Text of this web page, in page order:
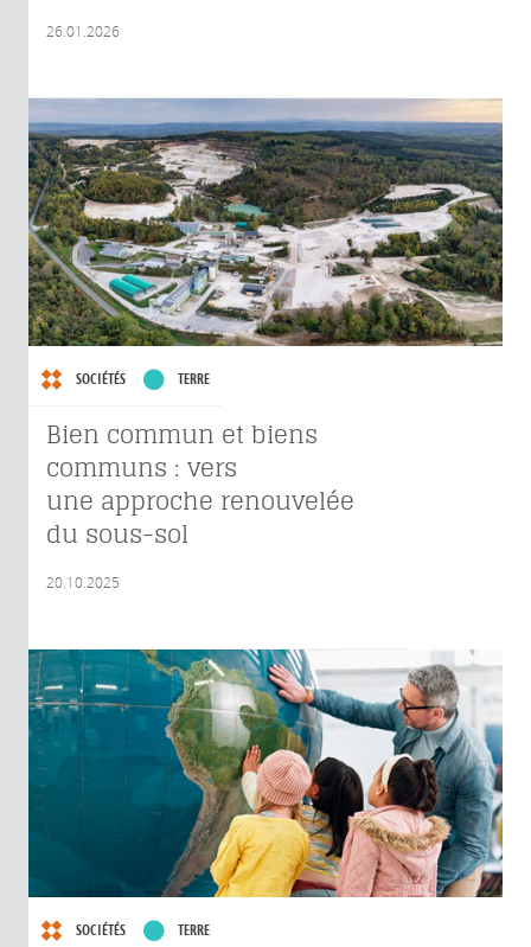
26.01.2026
SOCIÉTÉS TERRE
Bien commun et biens
communs : vers
une approche renouvelée
du sous-sol
20.10.2025
SOCIÉTÉS TERRE